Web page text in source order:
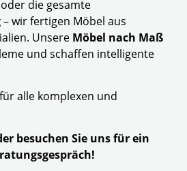
oder die gesamte
– wir fertigen Möbel aus
Unsere Möbel nach Maß
und schaffen intelligente
alle komplexen und
besuchen Sie uns für ein